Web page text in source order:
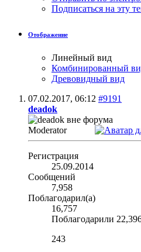
Подписаться на эту
Отображение
Линейный вид
Комбинированный
Древовидный вид
07.02.2017, 06:12 #9191
deadok
Moderator
Регистрация
25.09.2014
Сообщений
7,958
Поблагодарил(а)
16,757
Поблагодарили
243